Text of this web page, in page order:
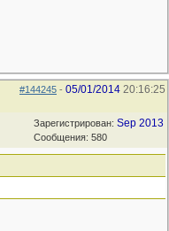
#144245 - 05/01/2014 20:16:25
Зарегистрирован: Sep 2013
Сообщения: 580